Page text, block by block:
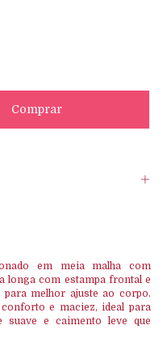
em meia malha com
longa com estampa frontal e
melhor ajuste ao corpo.
e maciez, ideal para
e caimento leve que